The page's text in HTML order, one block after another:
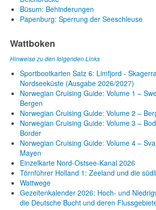
Büsum: Behinderungen
Papenburg: Sperrung der Seeschleuse
Wattboken
Hinweise zu den folgenden Links
Sportbootkarten Satz 6: Limfjord -
Nordseeküste (Ausgabe 2026/2027)
Norwegian Cruising Guide: Volume 1 –
Bergen
Norwegian Cruising Guide: Volume 2 –
Norwegian Cruising Guide: Volume 3 –
Border
Norwegian Cruising Guide: Volume 4 –
Mayen
Einzelkarte Nord-Ostsee-Kanal 2026
Törnführer Holland 1: Zeeland und die
Wattwege
Gezeitenkalender 2026: Hoch- und
die Deutsche Bucht und deren